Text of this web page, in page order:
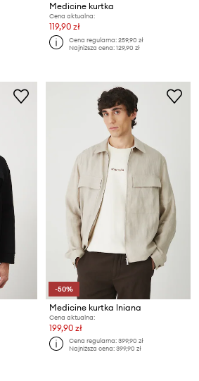
Medicine kurtka
Cena aktualna:
119,90 zł
Cena regularna:259,90 zł
Najniższa cena:129,90 zł
-50%
Medicine kurtka lniana
Cena aktualna:
199,90 zł
Cena regularna:399,90 zł
Najniższa cena:399,90 zł